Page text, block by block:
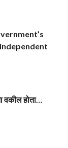
वकील होता…